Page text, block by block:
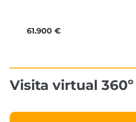
61.900 €
Visita virtual 360º